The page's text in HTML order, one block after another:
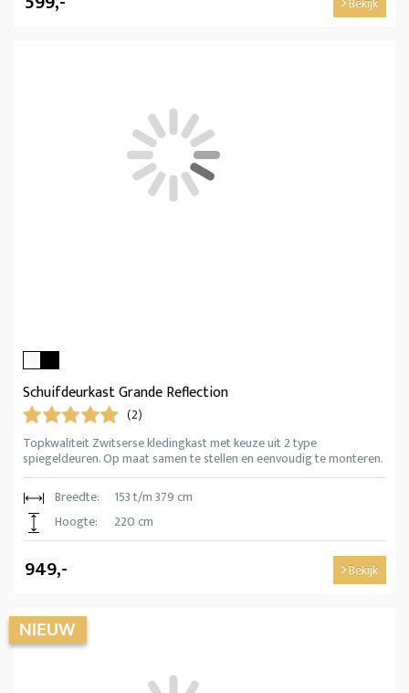
Schuifdeurkast Grande Reflection
(2)
Topkwaliteit Zwitserse kledingkast met keuze uit 2 type
spiegeldeuren. Op maat samen te stellen en eenvoudig te monteren.
Breedte:
153 t/m 379 cm
Hoogte:
220 cm
949,- Bekijk